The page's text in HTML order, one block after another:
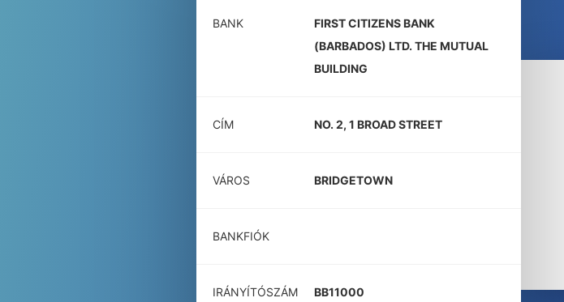
BANK
FIRST CITIZENS BANK
(BARBADOS) LTD. THE MUTUAL
BUILDING
CÍM NO. 2, 1 BROAD STREET
VÁROS BRIDGETOWN
BANKFIÓK
IRÁNYÍTÓSZÁM BB11000